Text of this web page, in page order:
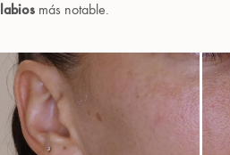
labios más notable.